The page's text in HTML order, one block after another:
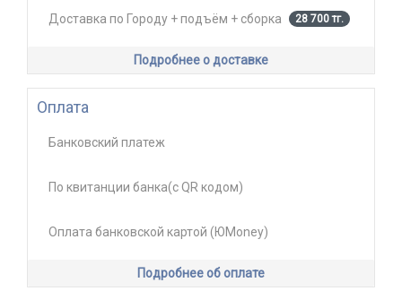
Доставка по Городу + подъём + сборка 28 700 тг.
Подробнее о доставке
Оплата
Банковский платеж
По квитанции банка(с QR кодом)
Оплата банковской картой (ЮMoney)
Подробнее об оплате